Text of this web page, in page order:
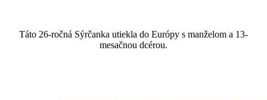
Táto 26-ročná Sýrčanka utiekla do Európy s manželom a 13-
mesačnou dcérou.